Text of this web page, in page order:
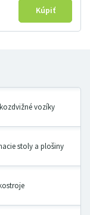
vozíky
stoly a plošiny